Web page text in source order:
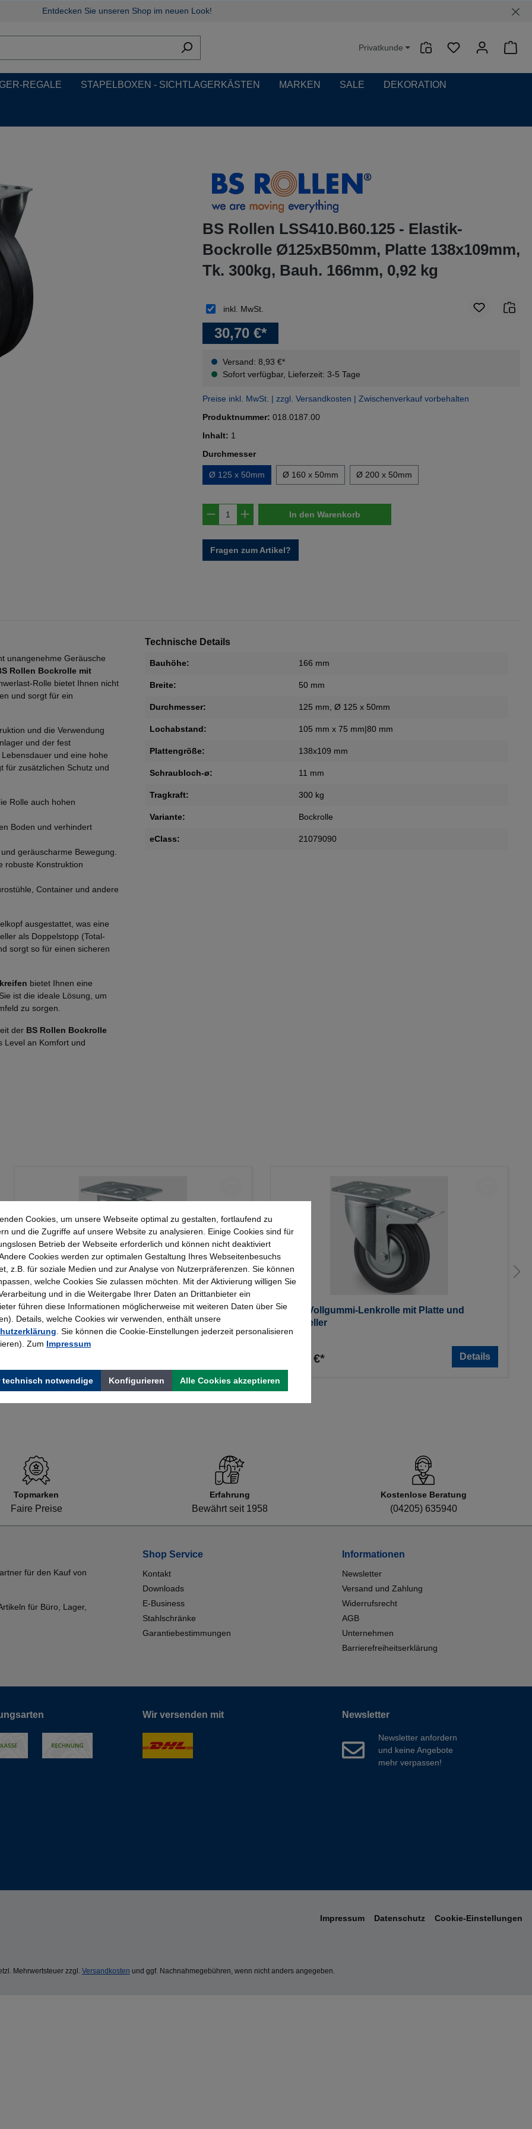
Entdecken Sie unseren Shop im neuen Look!
Privatkunde
REGALE STAPELBOXEN - SICHTLAGERKÄSTEN MARKEN SALE DEKORATION
BS Rollen LSS410.B60.125 - Elastik-
Bockrolle Ø125xB50mm, Platte 138x109mm,
Tk. 300kg, Bauh. 166mm, 0,92 kg
30,70 €*
Versand: 8,93 €*
Sofort verfügbar, Lieferzeit: 3-5 Tage
inkl. MwSt.
Preise inkl. MwSt. | zzgl. Versandkosten | Zwischenverkauf vorbehalten
Produktnummer: 018.0187.00
Inhalt: 1
Durchmesserauswählen
Ø 125 x 50mm Ø 160 x 50mm Ø 200 x 50mm
Produkt Anzahl: Gib den gewünschten Wert ein
In den Warenkorb
Fragen zum Artikel?
unangenehme Geräusche
Rollen Bockrolle mit
Rolle bietet Ihnen nicht
und sorgt für ein
und die Verwendung
und der fest
und eine hohe
für zusätzlichen Schutz und
Rolle auch hohen
Boden und verhindert
geräuscharme Bewegung.
robuste Konstruktion
Container und andere
ausgestattet, was eine
als Doppelstopp (Total-
sorgt so für einen sicheren
bietet Ihnen eine
ist die ideale Lösung, um
zu sorgen.
der BS Rollen Bockrolle
Level an Komfort und
Technische Details
Bauhöhe: 166 mm
Breite: 50 mm
Durchmesser: 125 mm , Ø 125 x 50mm
Lochabstand: 105 mm x 75 mm|80 mm
Plattengröße: 138x109 mm
Schraubloch-ø: 11 mm
Tragkraft: 300 kg
Variante: Bockrolle
eClass: 21079090
Tente Vollgummi-Lenkrolle mit Platte
Tente Vollgummi-Lenkrolle mit Platte und
Feststeller
12,26 €* Details
Topmarken
Faire Preise
Erfahrung
Bewährt seit 1958
Kostenlose Beratung
(04205) 635940
für den Kauf von
für Büro, Lager,
Shop Service
Kontakt
Downloads
E-Business
Stahlschränke
Garantiebestimmungen
Informationen
Newsletter
Versand und Zahlung
Widerrufsrecht
AGB
Unternehmen
Barrierefreiheitserklärung
Wir versenden mit Newsletter
Newsletter anfordern
und keine Angebote
mehr verpassen!
Impressum Datenschutz Cookie-Einstellungen
Mehrwertsteuer zzgl. Versandkosten und ggf. Nachnahmegebühren, wenn nicht anders angegeben.
Cookies, um unsere Webseite optimal zu gestalten, fortlaufend zu
und die Zugriffe auf unsere Website zu analysieren. Einige Cookies sind für
Betrieb der Webseite erforderlich und können nicht deaktiviert
Cookies werden zur optimalen Gestaltung Ihres Webseitenbesuchs
z.B. für soziale Medien und zur Analyse von Nutzerpräferenzen. Sie können
welche Cookies Sie zulassen möchten. Mit der Aktivierung willigen Sie
und in die Weitergabe Ihrer Daten an Drittanbieter ein
führen diese Informationen möglicherweise mit weiteren Daten über Sie
Details, welche Cookies wir verwenden, enthält unsere
. Sie können die Cookie-Einstellungen jederzeit personalisieren
Zum Impressum
technisch notwendige Konfigurieren Alle Cookies akzeptieren